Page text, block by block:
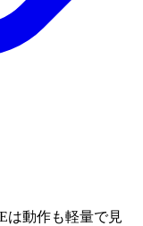
は動作も軽量で見